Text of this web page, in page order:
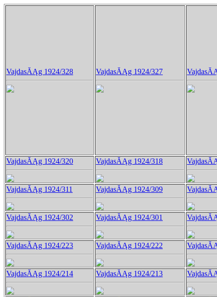
VajdasĂĄg 1924/328 VajdasĂĄg 1924/327
VajdasĂĄg 1924/320 VajdasĂĄg 1924/318
VajdasĂĄg 1924/311 VajdasĂĄg 1924/309
VajdasĂĄg 1924/302 VajdasĂĄg 1924/301
VajdasĂĄg 1924/223 VajdasĂĄg 1924/222
VajdasĂĄg 1924/214 VajdasĂĄg 1924/213